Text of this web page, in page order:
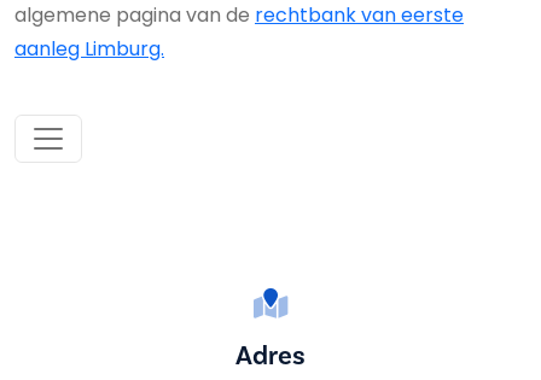
algemene pagina van de rechtbank van eerste
aanleg Limburg.
Adres